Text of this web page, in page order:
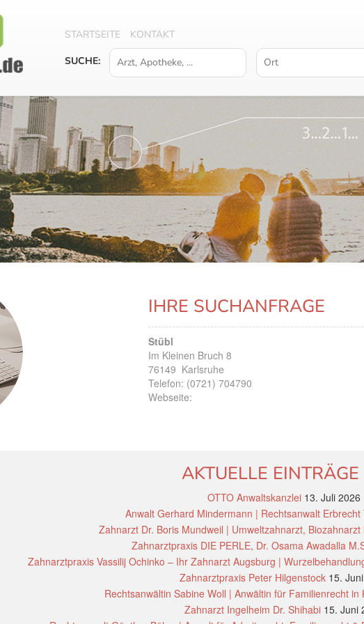
STARTSEITE
KONTAKT
SUCHE:
IHRE SUCHANFRAGE
Stübl
Im Kleinen Bruch 8
76149 Karlsruhe
Telefon: (0721) 704790
Webseite:
AKTUELLE EINTRÄGE
OTTO Anwaltskanzlei 13. Juli 2026
Anwalt Gerhard Mindermann | Rechtsanwalt Erbrecht
Zahnarzt Dr. Boris Mundweil | Umweltzahnarzt, Biozahnarzt
Zahnarztpraxis DIE PERLE, Dr. Osama Awadalla
Zahnarztpraxis Vassilij Ochinko – Ihr Zahnarzt Augsburg |
Zahnarztpraxis Peter Hilgenstock 15.
Rechtsanwältin Sabine Woll | Anwältin für Familienrecht in
Zahnarzt Ingelheim Dr. Shihabi 15. Juni